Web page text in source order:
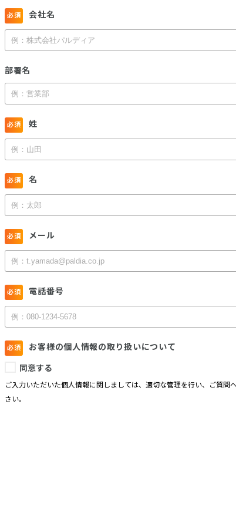
会社名
部署名
姓
名
メール
電話番号
お客様の個人情報の取り扱いについて
同意する
ご入力いただいた個人情報に関しましては、適切な管理を行い、ご質問
さい。